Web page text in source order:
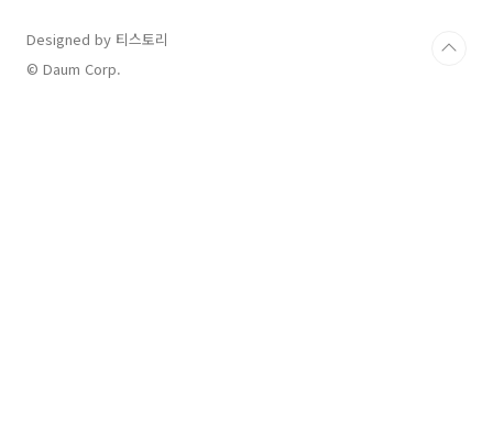
인근 무료 주차장 운영💡 꿀팁: 주말보다는 평일
방문 추천!🔗 공식 홈페이지 ⬇️⬇️⬇..
Designed by 티스토리
© Daum Corp.